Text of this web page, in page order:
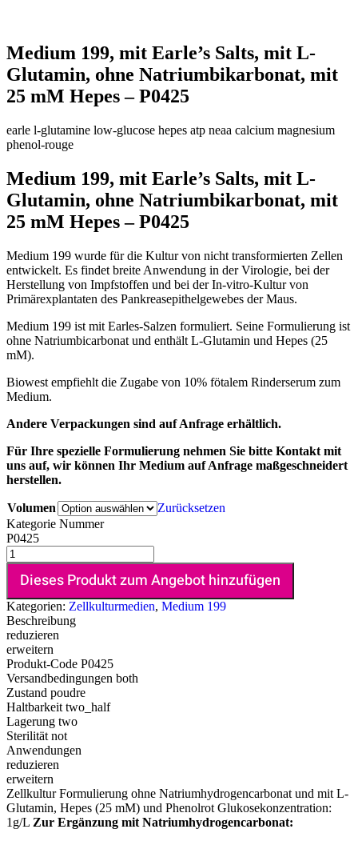
Medium 199, mit Earle’s Salts, mit L-
Glutamin, ohne Natriumbikarbonat, mit
25 mM Hepes – P0425
earle l-glutamine low-glucose hepes atp neaa calcium magnesium
phenol-rouge
Medium 199, mit Earle’s Salts, mit L-
Glutamin, ohne Natriumbikarbonat, mit
25 mM Hepes – P0425
Medium 199 wurde für die Kultur von nicht transformierten Zellen
entwickelt. Es findet breite Anwendung in der Virologie, bei der
Herstellung von Impfstoffen und bei der In-vitro-Kultur von
Primärexplantaten des Pankreasepithelgewebes der Maus.
Medium 199 ist mit Earles-Salzen formuliert. Seine Formulierung ist
ohne Natriumbicarbonat und enthält L-Glutamin und Hepes (25
mM).
Biowest empfiehlt die Zugabe von 10% fötalem Rinderserum zum
Medium.
Andere Verpackungen sind auf Anfrage erhältlich.
Für Ihre spezielle Formulierung nehmen Sie bitte Kontakt mit
uns auf, wir können Ihr Medium auf Anfrage maßgeschneidert
herstellen.
Volumen
Zurücksetzen
Kategorie Nummer
P0425
Dieses Produkt zum Angebot hinzufügen
Kategorien: Zellkulturmedien, Medium 199
Beschreibung
reduzieren
erweitern
Produkt-Code P0425
Versandbedingungen both
Zustand poudre
Haltbarkeit two_half
Lagerung two
Sterilität not
Anwendungen
reduzieren
erweitern
Zellkultur Formulierung ohne Natriumhydrogencarbonat und mit L-
Glutamin, Hepes (25 mM) und Phenolrot Glukosekonzentration:
1g/L Zur Ergänzung mit Natriumhydrogencarbonat: